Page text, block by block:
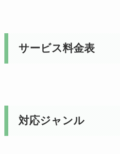
サービス料金表
対応ジャンル